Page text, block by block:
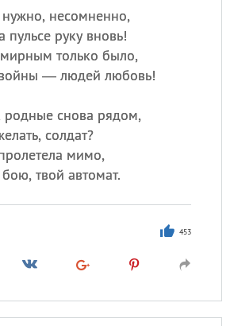
нужно, несомненно,
пульсе руку вновь!
только было,
— людей любовь!
родные снова рядом,
солдат?
мимо,
твой автомат.
453